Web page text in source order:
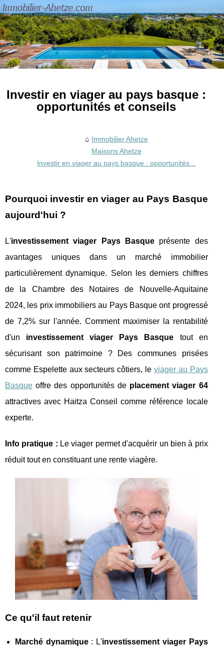
Investir en viager au pays basque :
opportunités et conseils
Immobilier Ahetze
Maisons Ahetze
Investir en viager au pays basque : opportunités...
Pourquoi investir en viager au Pays Basque
aujourd'hui ?
L'investissement viager Pays Basqueprésente des
avantages uniques dans un marché immobilier
particulièrement dynamique. Selon les derniers chiffres
de la Chambre des Notaires de Nouvelle-Aquitaine
2024, les prix immobiliers au Pays Basque ont progressé
de 7,2% sur l'année. Comment maximiser la rentabilité
d'un investissement viager Pays Basque tout en
sécurisant son patrimoine ? Des communes prisées
comme Espelette aux secteurs côtiers, le viager au Pays
Basque offre des opportunités de placement viager 64
attractives avec Haitza Conseil comme référence locale
experte.
Info pratique : Le viager permet d'acquérir un bien à prix
réduit tout en constituant une rente viagère.
Ce qu'il faut retenir
Marché dynamique: L'investissement viager Pays